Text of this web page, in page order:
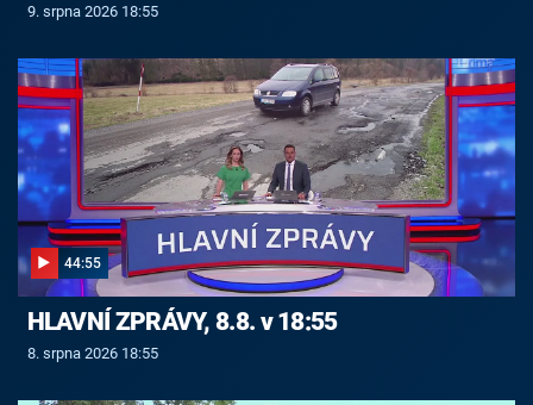
9. srpna 2026 18:55
44:55
HLAVNÍ ZPRÁVY, 8.8. v 18:55
8. srpna 2026 18:55